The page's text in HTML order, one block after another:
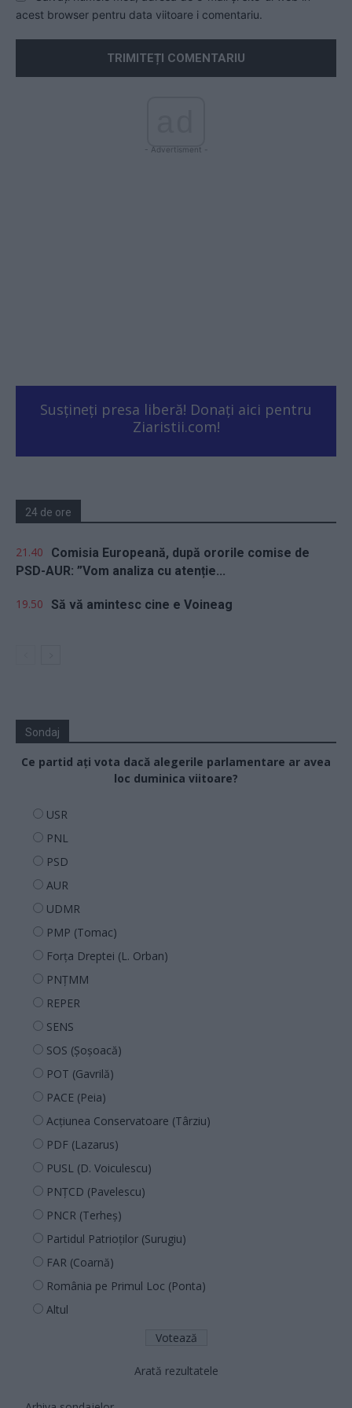
acest browser pentru data viitoare i comentariu.
- Advertisment -
Susțineți presa liberă! Donați aici pentru
Ziaristii.com!
24 de ore
21.40
Comisia Europeană, după ororile comise de
PSD-AUR: ”Vom analiza cu atenție...
19.50 Să vă amintesc cine e Voineag
Sondaj
Ce partid ați vota dacă alegerile parlamentare ar avea
loc duminica viitoare?
USR
PNL
PSD
AUR
UDMR
PMP (Tomac)
Forța Dreptei (L. Orban)
PNȚMM
REPER
SENS
SOS (Șoșoacă)
POT (Gavrilă)
PACE (Peia)
Acțiunea Conservatoare (Târziu)
PDF (Lazarus)
PUSL (D. Voiculescu)
PNȚCD (Pavelescu)
PNCR (Terheș)
Partidul Patrioților (Surugiu)
FAR (Coarnă)
România pe Primul Loc (Ponta)
Altul
Arată rezultatele